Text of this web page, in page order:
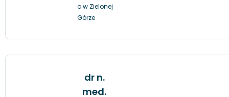
o w Zielonej
Górze
dr n.
med.